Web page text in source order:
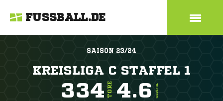
FUSSBALL.DE
SAISON 23/24
KREISLIGA C STAFFEL 1
334 TORE 4.6 TORE/SPIEL